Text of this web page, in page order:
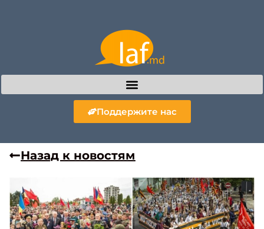
Поддержите нас
Назад к новостям